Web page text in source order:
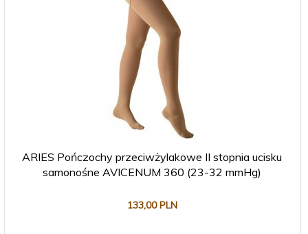
ARIES Pończochy przeciwżylakowe II stopnia ucisku
samonośne AVICENUM 360 (23-32 mmHg)
133,00 PLN